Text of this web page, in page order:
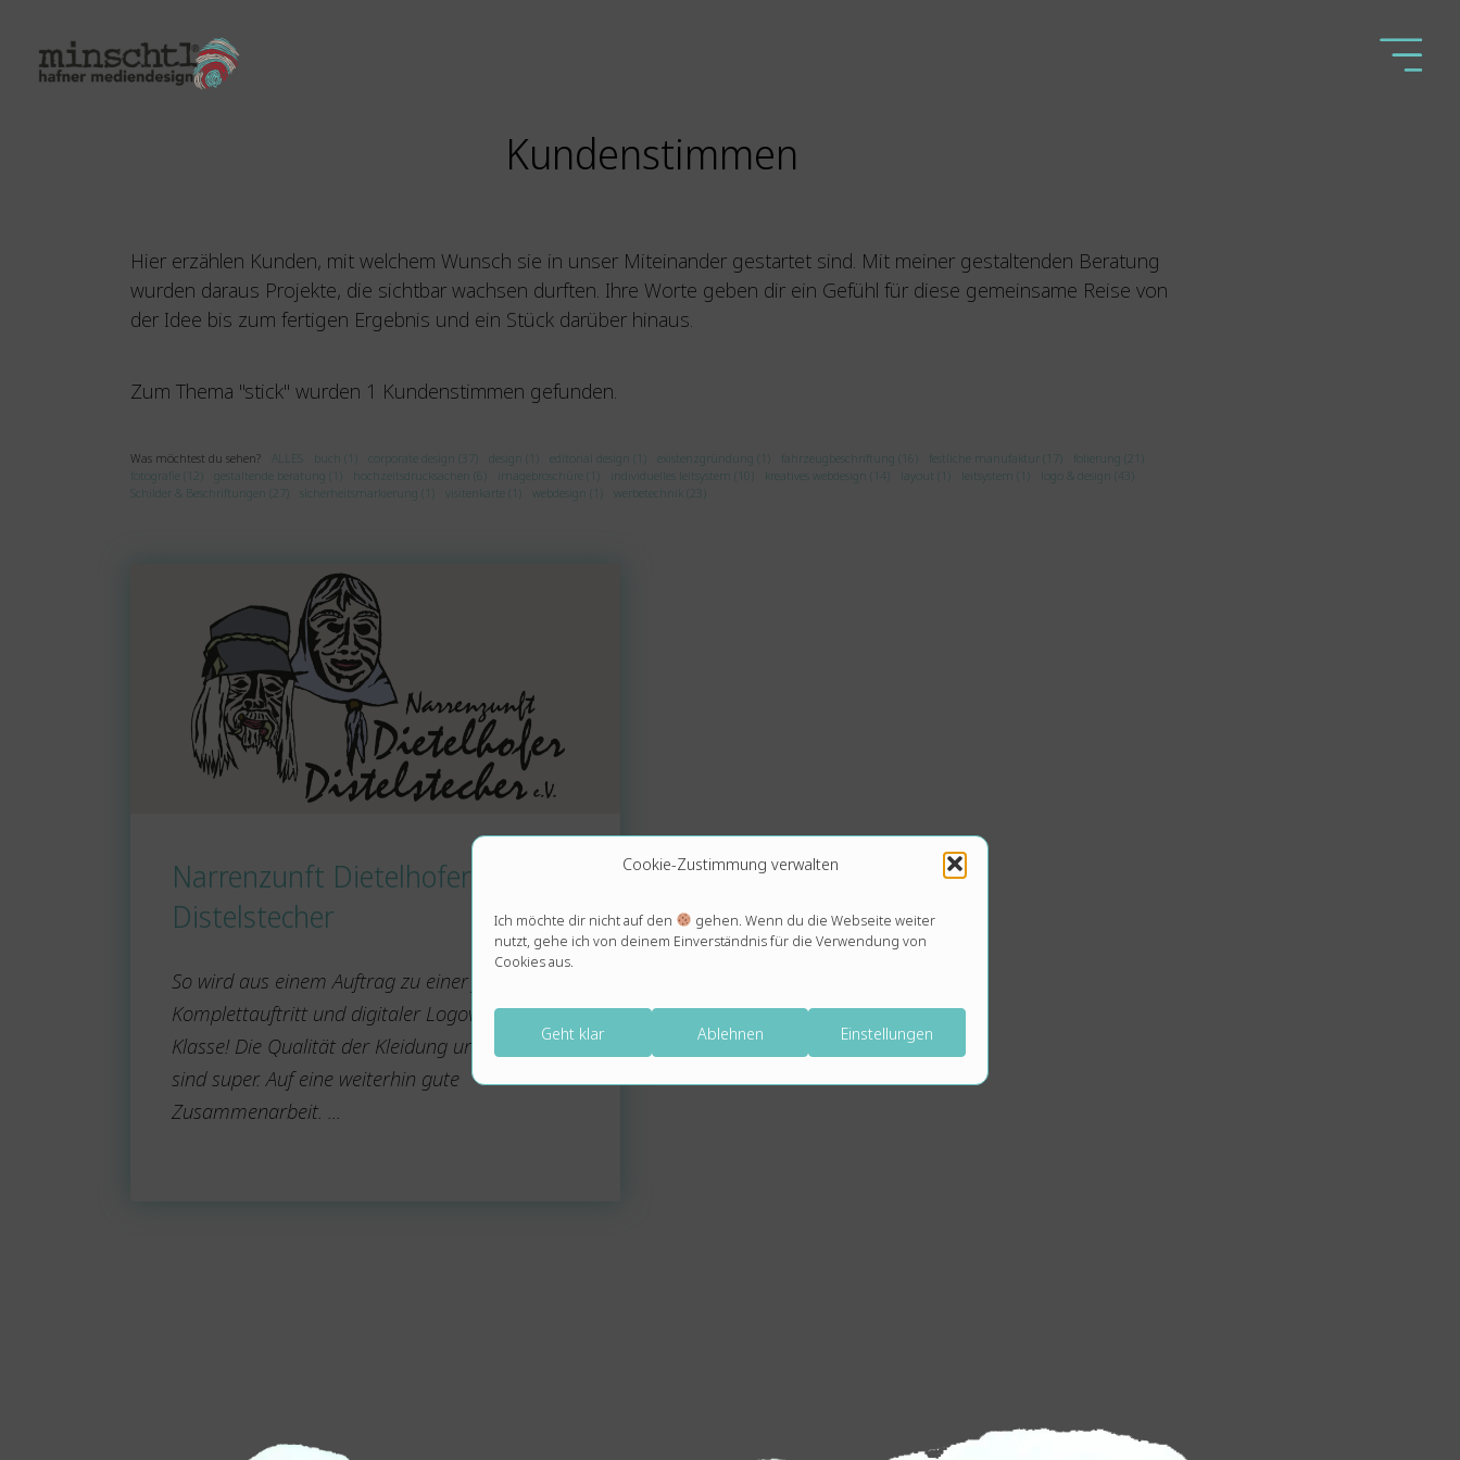
Cookie-Zustimmung verwalten
Ich möchte dir nicht auf den
gehen. Wenn du die Webseite weiter
nutzt, gehe ich von deinem Einverständnis für die Verwendung von
Cookies aus.
Geht klar Ablehnen Einstellungen
Kundenstimmen
Hier erzählen Kunden, mit welchem Wunsch sie in unser Miteinander gestartet sind. Mit meiner gestaltenden Beratung
wurden daraus Projekte, die sichtbar wachsen durften. Ihre Worte geben dir ein Gefühl für diese gemeinsame Reise von
der Idee bis zum fertigen Ergebnis und ein Stück darüber hinaus.
Zum Thema "stick" wurden 1 Kundenstimmen gefunden.
Was möchtest du sehen? ALLES buch (1) corporate design (37) design (1) editorial design (1) existenzgründung (1) fahrzeugbeschriftung (16) festliche manufaktur (17)
folierung (21)
fotografie (12)
gestaltende beratung (1) hochzeitsdrucksachen (6) imagebroschüre (1) individuelles leitsystem (10) kreatives webdesign (14) layout (1) leitsystem (1)
logo & design (43)
Schilder & Beschriftungen (27)
sicherheitsmarkierung (1) visitenkarte (1) webdesign (1) werbetechnik (23)
Narrenzunft Dietelhofer
Distelstecher
So wird aus einem Auftrag zu einer Jacke ein
Komplettauftritt und digitaler Logovorlagen.
Klasse! Die Qualität der Kleidung und der Stick
sind super. Auf eine weiterhin gute
Zusammenarbeit. ...